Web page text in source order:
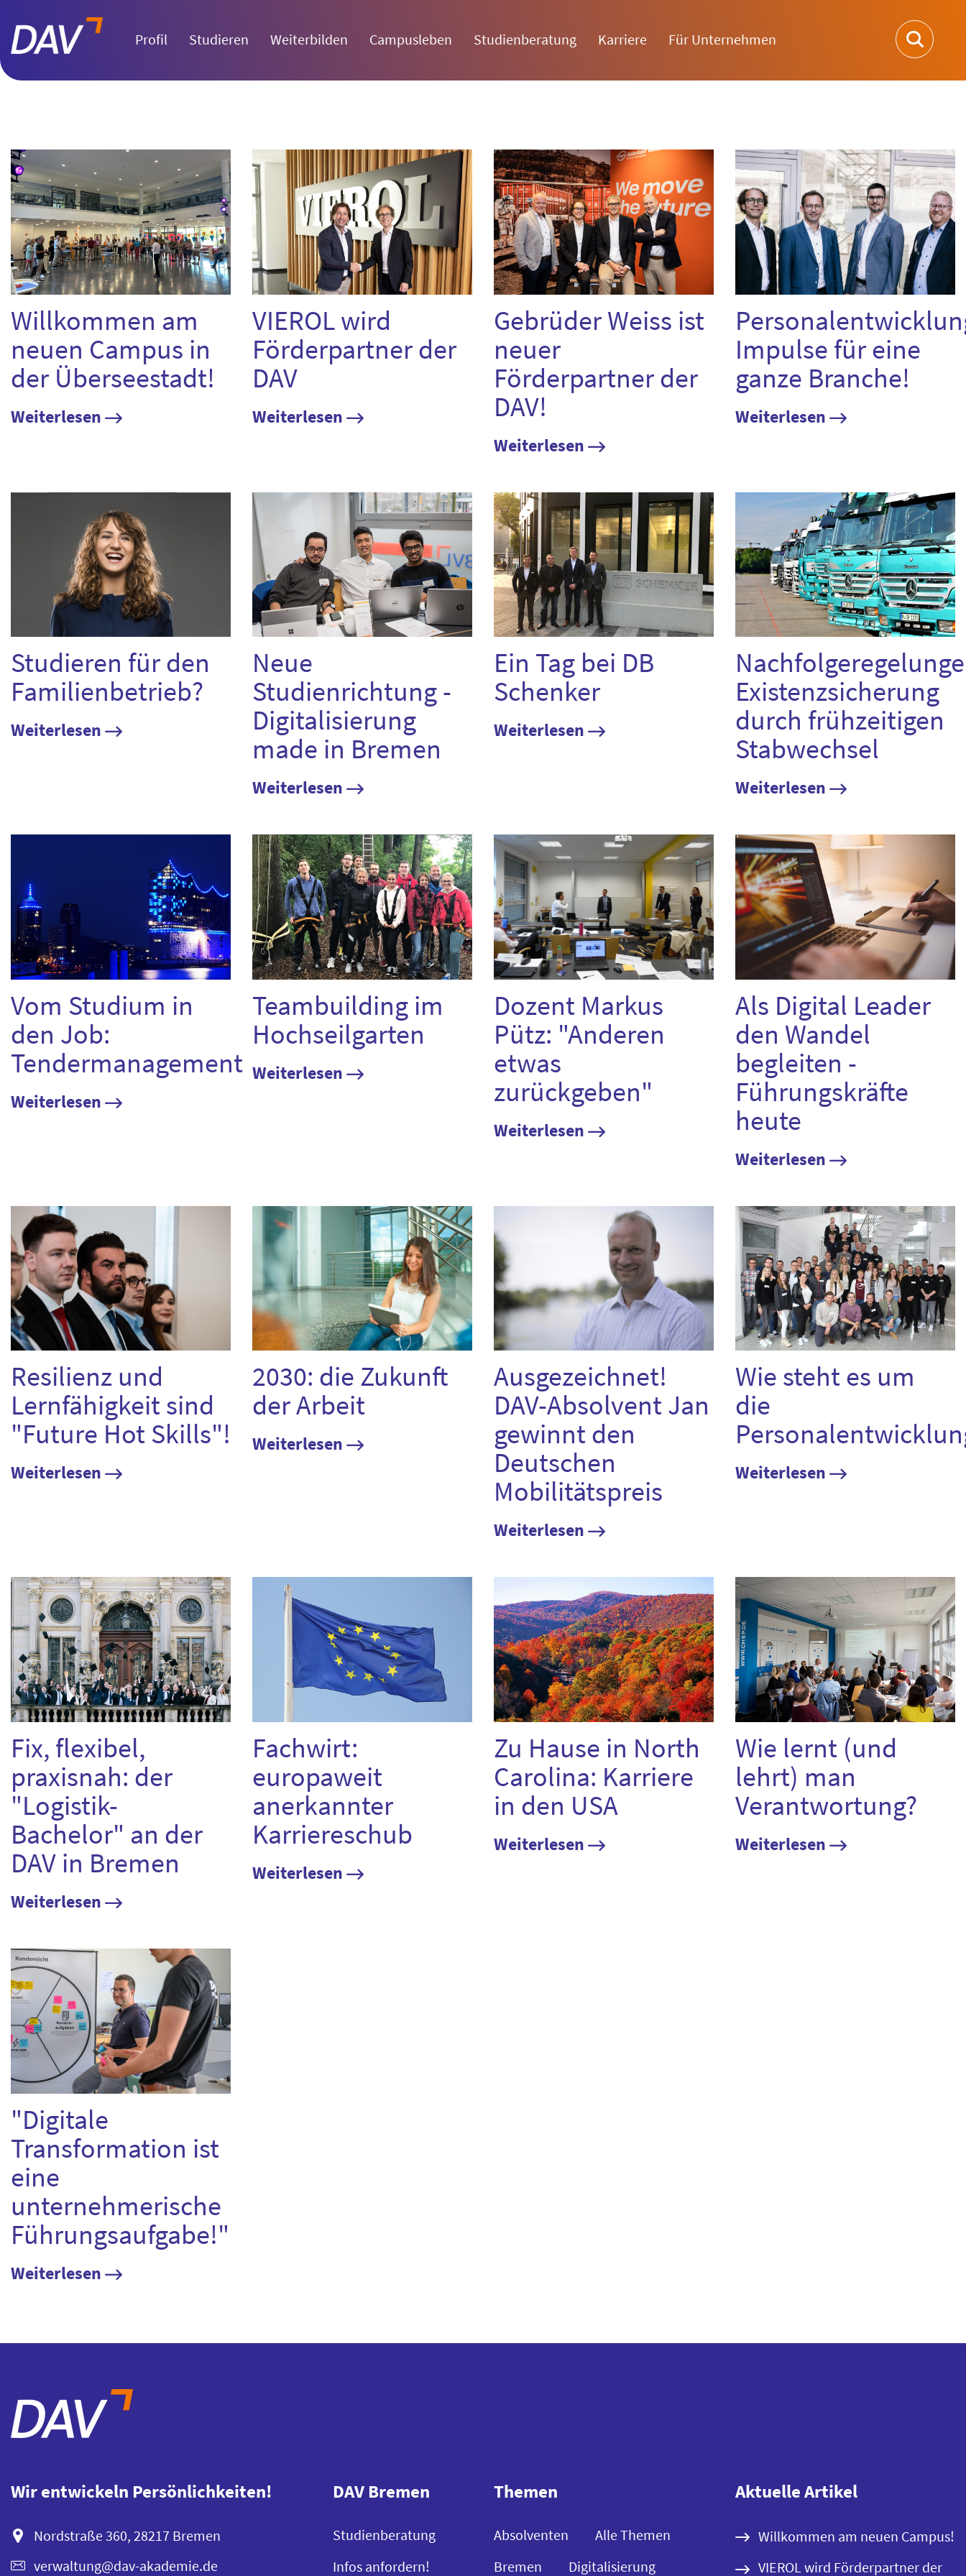
Profil Studieren Weiterbilden Campusleben Studienberatung Karriere Für Unternehmen
Willkommen am
neuen Campus in
der Überseestadt!
Weiterlesen
VIEROL wird
Förderpartner der
DAV
Weiterlesen
Gebrüder Weiss ist
neuer
Förderpartner der
DAV!
Weiterlesen
Impulse für eine
ganze Branche!
Weiterlesen
Studieren für den
Familienbetrieb?
Weiterlesen
Neue
Studienrichtung -
Digitalisierung
made in Bremen
Weiterlesen
Ein Tag bei DB
Schenker
Weiterlesen
Existenzsicherung
durch frühzeitigen
Stabwechsel
Weiterlesen
Vom Studium in
den Job:
Tendermanagement
Weiterlesen
Teambuilding im
Hochseilgarten
Weiterlesen
Dozent Markus
Pütz: "Anderen
etwas
zurückgeben"
Weiterlesen
Als Digital Leader
den Wandel
begleiten -
Führungskräfte
heute
Weiterlesen
Resilienz und
Lernfähigkeit sind
"Future Hot Skills"!
Weiterlesen
2030: die Zukunft
der Arbeit
Weiterlesen
Ausgezeichnet!
DAV-Absolvent Jan
gewinnt den
Deutschen
Mobilitätspreis
Weiterlesen
Wie steht es um
die
Weiterlesen
Fix, flexibel,
praxisnah: der
"Logistik-
Bachelor" an der
DAV in Bremen
Weiterlesen
Fachwirt:
europaweit
anerkannter
Karriereschub
Weiterlesen
Zu Hause in North
Carolina: Karriere
in den USA
Weiterlesen
Wie lernt (und
lehrt) man
Verantwortung?
Weiterlesen
"Digitale
Transformation ist
eine
unternehmerische
Führungsaufgabe!"
Weiterlesen
Wir entwickeln Persönlichkeiten!
Nordstraße 360, 28217 Bremen
verwaltung@dav-akademie.de
DAV Bremen
Studienberatung
Infos anfordern!
Themen
Absolventen
Alle Themen
Bremen
Digitalisierung
Aktuelle Artikel
Willkommen am neuen Campus!
VIEROL wird Förderpartner der